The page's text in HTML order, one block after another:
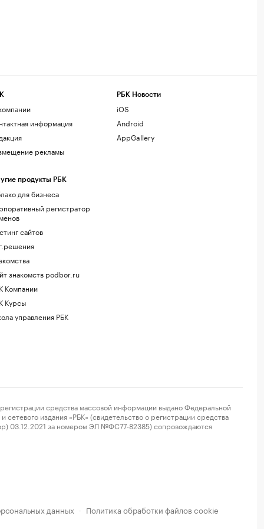
информация
рекламы
продукты РБК
для бизнеса
регистратор
сайтов
знакомств podbor.ru
Компании
Курсы
управления РБК
РБК Новости
iOS
Android
AppGallery
средства массовой информации выдано Федеральной
издания «РБК» (свидетельство о регистрации средства
03.12.2021 за номером ЭЛ №ФС77-82385) сопровождаются
данных · Политика обработки файлов cookie